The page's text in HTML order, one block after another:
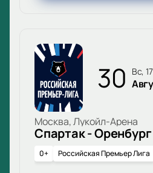
30 вс,
Москва, Лукойл-Арена
Спартак - Оренбург
0+ Российская Премьер Лига